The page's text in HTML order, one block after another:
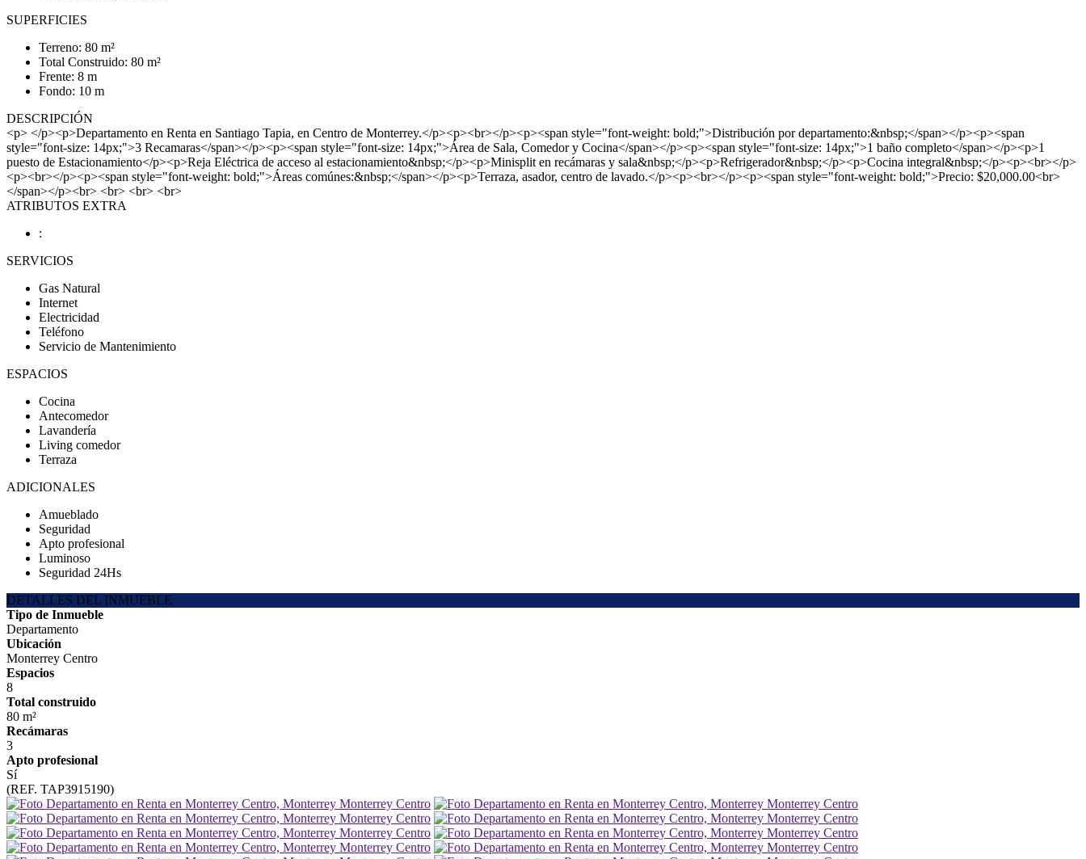
SUPERFICIES
Terreno: 80 m²
Total Construido: 80 m²
Frente: 8 m
Fondo: 10 m
DESCRIPCIÓN
<p> </p><p>Departamento en Renta en Santiago Tapia, en Centro de Monterrey.</p><p><br></p><p><span style="font-weight: bold;">Distribución por departamento:&nbsp;</span></p><p><span
style="font-size: 14px;">3 Recamaras</span></p><p><span style="font-size: 14px;">Área de Sala, Comedor y Cocina</span></p><p><span style="font-size: 14px;">1 baño completo</span></p><p>1
puesto de Estacionamiento</p><p>Reja Eléctrica de acceso al estacionamiento&nbsp;</p><p>Minisplit en recámaras y sala&nbsp;</p><p>Refrigerador&nbsp;</p><p>Cocina integral&nbsp;</p><p><br></p>
<p><br></p><p><span style="font-weight: bold;">Áreas comúnes:&nbsp;</span></p><p>Terraza, asador, centro de lavado.</p><p><br></p><p><span style="font-weight: bold;">Precio: $20,000.00<br>
</span></p><br> <br> <br> <br>
ATRIBUTOS EXTRA
:
SERVICIOS
Gas Natural
Internet
Electricidad
Teléfono
Servicio de Mantenimiento
ESPACIOS
Cocina
Antecomedor
Lavandería
Living comedor
Terraza
ADICIONALES
Amueblado
Seguridad
Apto profesional
Luminoso
Seguridad 24Hs
DETALLES DEL INMUEBLE
Tipo de Inmueble
Departamento
Ubicación
Monterrey Centro
Espacios
8
Total construido
80 m²
Recámaras
3
Apto profesional
Sí
(REF. TAP3915190)